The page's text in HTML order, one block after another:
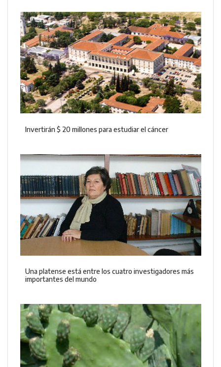
Invertirán $ 20 millones para estudiar el cáncer
Una platense está entre los cuatro investigadores más
importantes del mundo